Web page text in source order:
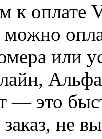
оплате
или
— это
не